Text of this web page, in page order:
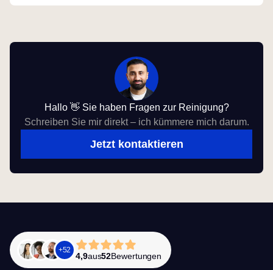
Hallo 👋 Sie haben Fragen zur Reinigung?
Schreiben Sie mir direkt – ich kümmere mich darum.
Jetzt kontaktieren
+52
4,9aus52Bewertungen